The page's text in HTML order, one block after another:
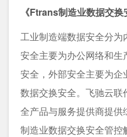
《Ftrans制造业数据交换
工业制造端数据安全分
安全主要为办公网络和
安全，外部安全主要为
数据交换安全。飞驰云
全产品与服务提供商提
制造业数据交换安全管